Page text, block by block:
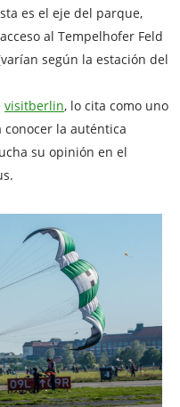
es el eje del parque,
al Tempelhofer Feld
según la estación del
visitberlin, lo cita como uno
la auténtica
su opinión en el